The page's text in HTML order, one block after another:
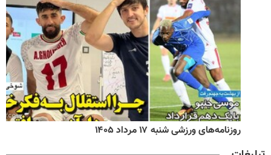
روزنامه‌های ورزشی شنبه ۱۷ مرداد ۱۴۰۵